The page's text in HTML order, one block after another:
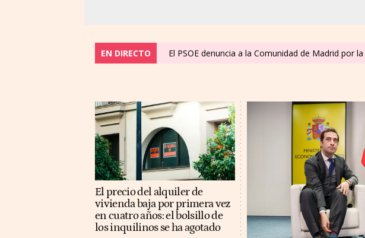
EN DIRECTO El PSOE denuncia a la Comunidad de Madrid por
El precio del alquiler de
vivienda baja por primera vez
en cuatro años: el bolsillo de
los inquilinos se ha agotado